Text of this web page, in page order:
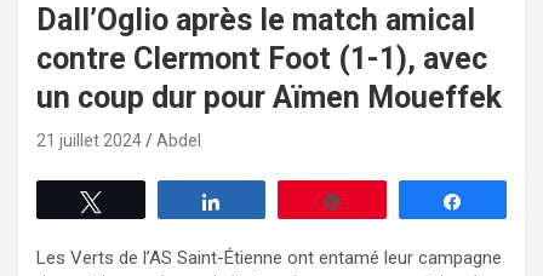
Dall’Oglio après le match amical
contre Clermont Foot (1-1), avec
un coup dur pour Aïmen Moueffek
21 juillet 2024 Abdel
Les Verts de l’AS Saint-Étienne ont entamé leur campagne